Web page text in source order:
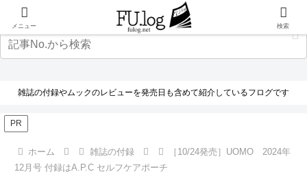
雑誌の付録やムックのレビューを発売日も含めて紹介しているフログです
PR
ホーム 雑誌の付録
［10/24発売］UOMO 2024年
12月号 付録はA.P.C セルフケアポーチ
メニュー 検索